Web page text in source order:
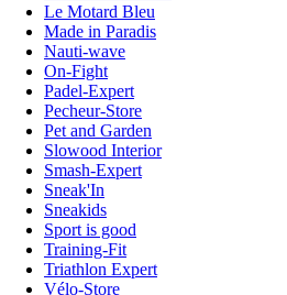
Le Motard Bleu
Made in Paradis
Nauti-wave
On-Fight
Padel-Expert
Pecheur-Store
Pet and Garden
Slowood Interior
Smash-Expert
Sneak'In
Sneakids
Sport is good
Training-Fit
Triathlon Expert
Vélo-Store